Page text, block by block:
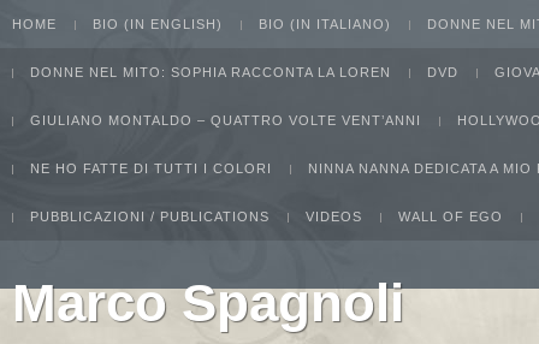
HOME BIO (IN ENGLISH) BIO (IN ITALIANO) DONNE NEL
DONNE NEL MITO: SOPHIA RACCONTA LA LOREN DVD
GIULIANO MONTALDO – QUATTRO VOLTE VENT’ANNI
NE HO FATTE DI TUTTI I COLORI NINNA NANNA DEDICATA A MIO
PUBBLICAZIONI / PUBLICATIONS VIDEOS WALL OF EGO
Marco Spagnoli